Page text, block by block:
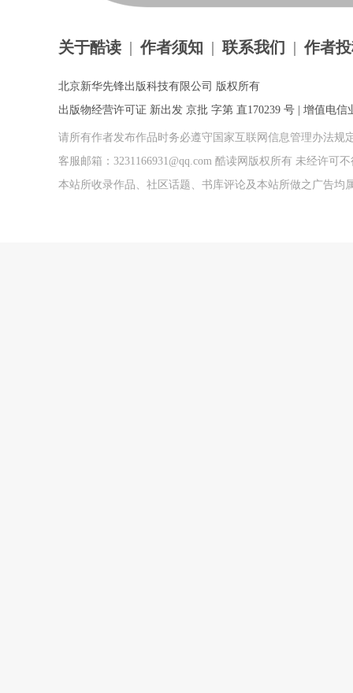
关于酷读 | 作者须知 | 联系我们 | 作者
北京新华先锋出版科技有限公司 版权所有
出版物经营许可证 新出发 京批 字第 直170239 号 | 增值电
请所有作者发布作品时务必遵守国家互联网信息管理办法
客服邮箱：3231166931@qq.com 酷读网版权所有 未经许可
本站所收录作品、社区话题、书库评论及本站所做之广告均